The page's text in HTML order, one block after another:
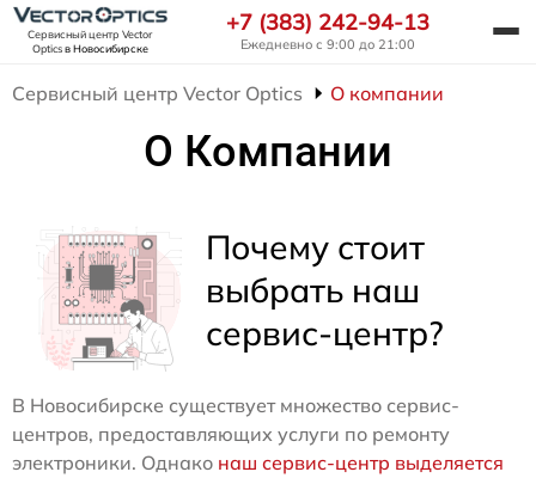
Сервисный центр Vector
Opticsв Новосибирске
+7 (383) 242-94-13
Ежедневно с 9:00 до 21:00
Сервисный центр Vector Optics О компании
О Компании
Почему стоит
выбрать наш
сервис-центр?
В Новосибирске существует множество сервис-
центров, предоставляющих услуги по ремонту
электроники. Однако наш сервис-центр выделяется